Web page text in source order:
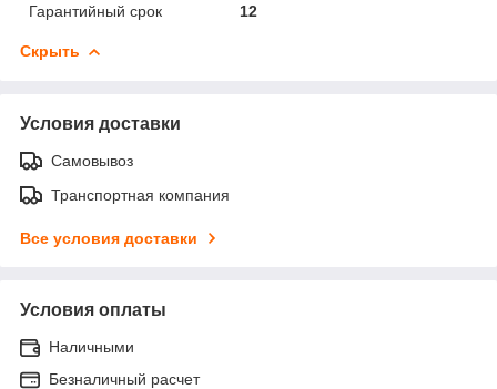
Гарантийный срок 12
Скрыть
Условия доставки
Самовывоз
Транспортная компания
Все условия доставки
Условия оплаты
Наличными
Безналичный расчет